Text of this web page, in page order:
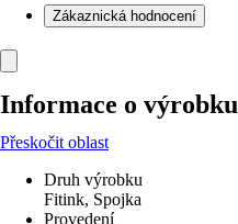
Zákaznická hodnocení
Informace o výrobku
Přeskočit oblast
Druh výrobku
Fitink, Spojka
Provedení